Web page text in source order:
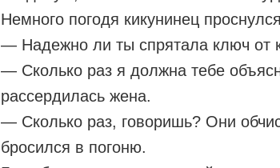
Немного погодя кикунинец
— Надежно ли ты спрятала ключ от
— Сколько раз я должна тебе
рассердилась жена.
— Сколько раз, говоришь? Они
бросился в погоню.